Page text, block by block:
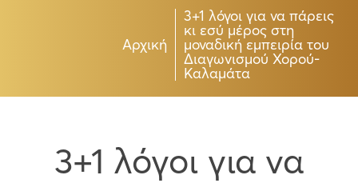
Αρχική
3+1 λόγοι για να πάρεις
κι εσύ μέρος στη
μοναδική εμπειρία του
Διαγωνισμού Χορού-
Καλαμάτα
3+1 λόγοι για να